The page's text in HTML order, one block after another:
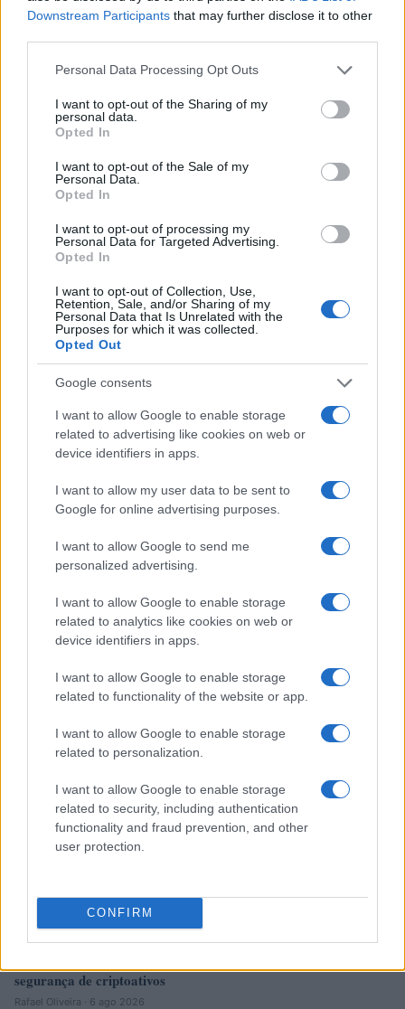
Downstream Participants that may further disclose it to other
Please note that this website/app uses one or more Google
not limited to your visit or usage behaviour. You may click to
grant or deny consent to Google and its third-party tags to
use your data for below specified purposes in below Google
consent section.
Personal Data Processing Opt Outs
I want to opt-out of the Sharing of my
personal data.
Opted In
I want to opt-out of the Sale of my
Personal Data.
Opted In
I want to opt-out of processing my
Personal Data for Targeted Advertising.
Opted In
I want to opt-out of Collection, Use,
Retention, Sale, and/or Sharing of my
Personal Data that Is Unrelated with the
Purposes for which it was collected.
Opted Out
Google consents
I want to allow Google to enable storage
related to advertising like cookies on web or
device identifiers in apps.
I want to allow my user data to be sent to
Google for online advertising purposes.
I want to allow Google to send me
personalized advertising.
I want to allow Google to enable storage
related to analytics like cookies on web or
device identifiers in apps.
I want to allow Google to enable storage
related to functionality of the website or app.
I want to allow Google to enable storage
related to personalization.
I want to allow Google to enable storage
related to security, including authentication
functionality and fraud prevention, and other
user protection.
CONFIRM
Continue lendo
CRYPTO
Guia completo de segurança para carteiras de autocustódia e
proteção de criptomoedas
Beatriz Almeida · 6 ago 2026
segurança de criptoativos
Rafael Oliveira · 6 ago 2026